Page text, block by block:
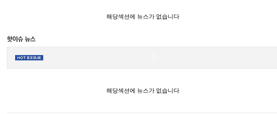
해당섹션에 뉴스가 없습니다
해당섹션에 뉴스가 없습니다